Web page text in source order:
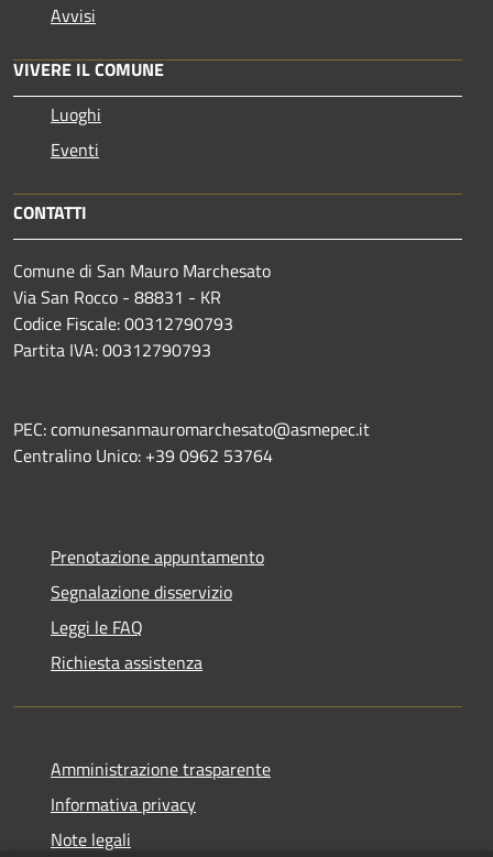
Avvisi
VIVERE IL COMUNE
Luoghi
Eventi
CONTATTI
Comune di San Mauro Marchesato
Via San Rocco - 88831 - KR
Codice Fiscale: 00312790793
Partita IVA: 00312790793
PEC: comunesanmauromarchesato@asmepec.it
Centralino Unico: +39 0962 53764
Prenotazione appuntamento
Segnalazione disservizio
Leggi le FAQ
Richiesta assistenza
Amministrazione trasparente
Informativa privacy
Note legali